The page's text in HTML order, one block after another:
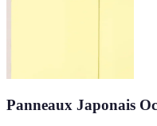
Panneaux Japonais